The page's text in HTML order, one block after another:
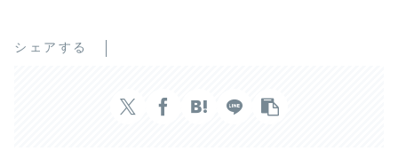
シェアする